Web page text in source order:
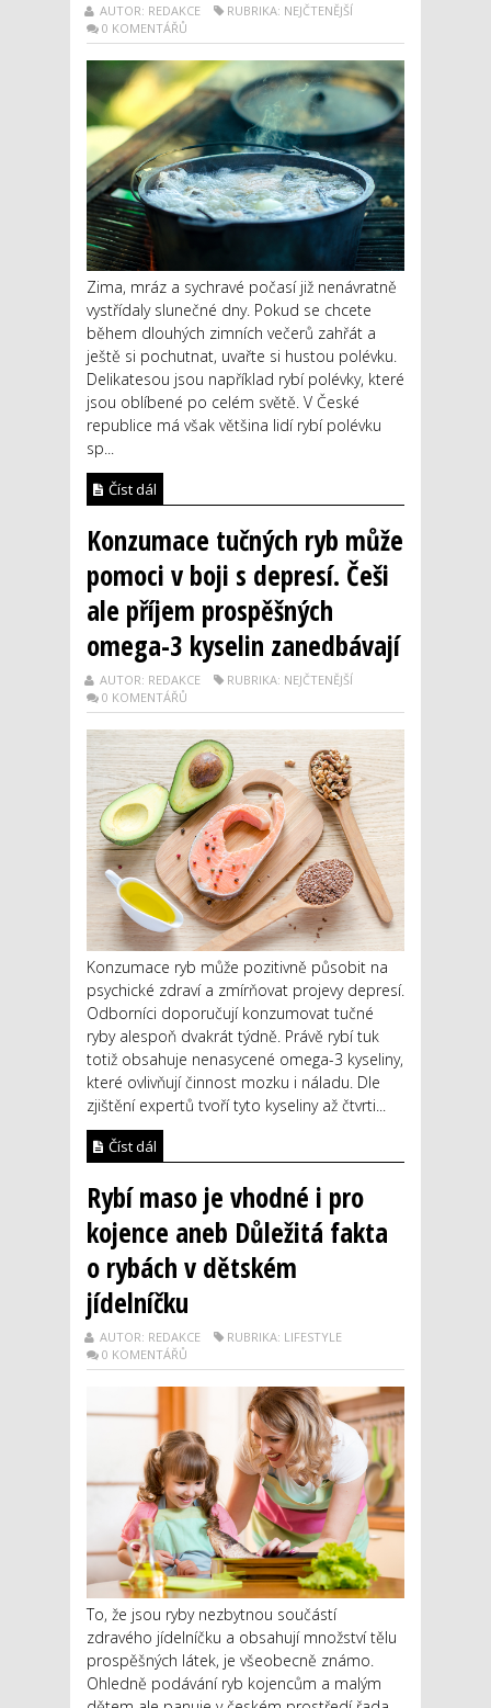
AUTOR: REDAKCE
RUBRIKA: NEJČTENĚJŠÍ
0 KOMENTÁŘŮ
Zima, mráz a sychravé počasí již nenávratně
vystřídaly slunečné dny. Pokud se chcete
během dlouhých zimních večerů zahřát a
ještě si pochutnat, uvařte si hustou polévku.
Delikatesou jsou například rybí polévky, které
jsou oblíbené po celém světě. V České
republice má však většina lidí rybí polévku
sp...
Číst dál
Konzumace tučných ryb může
pomoci v boji s depresí. Češi
ale příjem prospěšných
omega-3 kyselin zanedbávají
AUTOR: REDAKCE
RUBRIKA: NEJČTENĚJŠÍ
0 KOMENTÁŘŮ
Konzumace ryb může pozitivně působit na
psychické zdraví a zmírňovat projevy depresí.
Odborníci doporučují konzumovat tučné
ryby alespoň dvakrát týdně. Právě rybí tuk
totiž obsahuje nenasycené omega-3 kyseliny,
které ovlivňují činnost mozku i náladu. Dle
zjištění expertů tvoří tyto kyseliny až čtvrti...
Číst dál
Rybí maso je vhodné i pro
kojence aneb Důležitá fakta
o rybách v dětském
jídelníčku
AUTOR: REDAKCE
RUBRIKA: LIFESTYLE
0 KOMENTÁŘŮ
To, že jsou ryby nezbytnou součástí
zdravého jídelníčku a obsahují množství tělu
prospěšných látek, je všeobecně známo.
Ohledně podávání ryb kojencům a malým